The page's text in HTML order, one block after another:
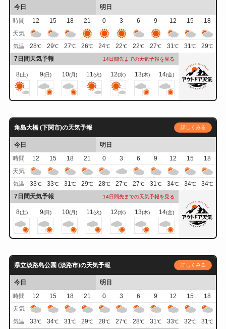
今日
明日
時間
12 15 18 21 0 3 6 9 12 15
18
天気
気温 28℃ 29℃ 27℃ 26℃ 24℃ 22℃ 22℃ 27℃ 31℃ 31℃ 29℃
7日間天気予報 14日間先までの天気予報を見る
8(土) 9(日) 10(月) 11(火) 12(水) 13(木) 14(金)
角島大橋 (下関市)の天気予報 詳しくみる
今日
明日
時間
12 15 18 21 0 3 6 9 12 15
18
天気
気温 33℃ 33℃ 31℃ 29℃ 28℃ 27℃ 27℃ 31℃ 34℃ 34℃ 34℃
7日間天気予報 14日間先までの天気予報を見る
8(土) 9(日) 10(月) 11(火) 12(水) 13(木) 14(金)
県立淡路島公園 (淡路市)の天気予報 詳しくみる
今日
明日
時間
12 15 18 21 0 3 6 9 12 15
18
天気
気温 33℃ 34℃ 31℃ 29℃ 28℃ 27℃ 28℃ 31℃ 33℃ 32℃ 31℃